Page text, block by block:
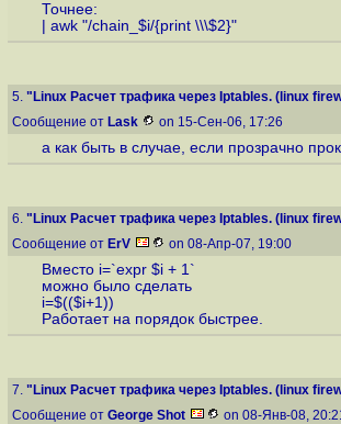
Точнее:
| awk "/chain_$i/{print \\\$2}"
5. "Linux Расчет трафика через Iptables. (linux
Сообщение от Lask on 15-Сен-06, 17:26
а как быть в случае, если прозрачно
6. "Linux Расчет трафика через Iptables. (linux
Сообщение от ErV on 08-Апр-07, 19:00
Вместо i=`expr $i + 1`
можно было сделать
i=$(($i+1))
Работает на порядок быстрее.
7. "Linux Расчет трафика через Iptables. (linux
Сообщение от George Shot on 08-Янв-08,